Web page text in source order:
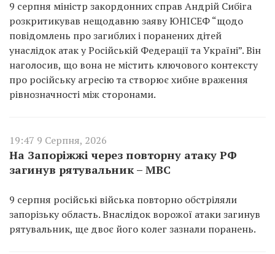
9 серпня міністр закордонних справ Андрій Сибіга
розкритикував нещодавню заяву ЮНІСЕФ “щодо
повідомлень про загиблих і поранених дітей
унаслідок атак у Російській Федерації та Україні”. Він
наголосив, що вона не містить ключового контексту
про російську агресію та створює хибне враження
рівнозначності між сторонами.
19:47 9 Серпня, 2026
На Запоріжжі через повторну атаку РФ
загинув рятувальник – МВС
9 серпня російські війська повторно обстріляли
запорізьку область. Внаслідок ворожої атаки загинув
рятувальник, ще двоє його колег зазнали поранень.